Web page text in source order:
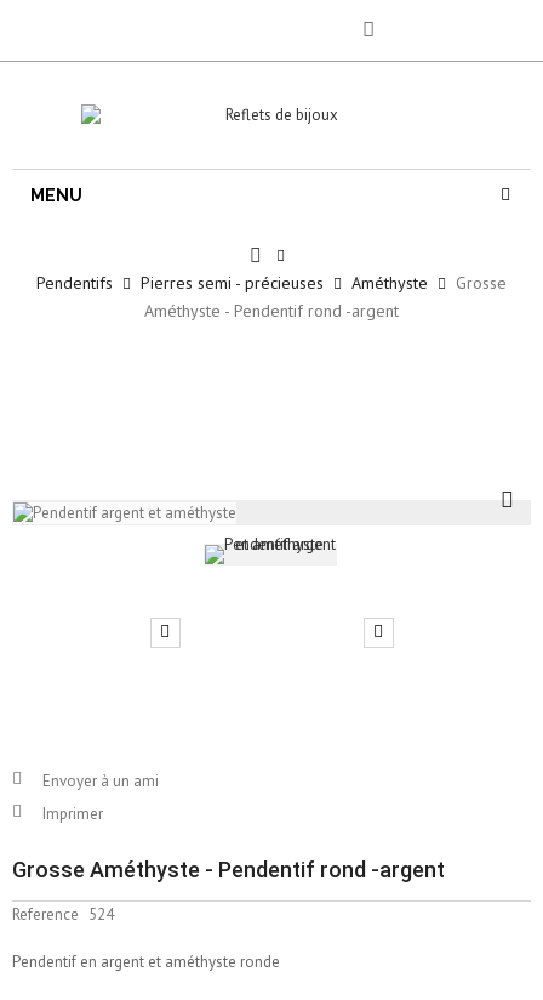
MENU
Pendentifs Pierres semi - précieuses Améthyste
Grosse
Améthyste - Pendentif rond -argent
Envoyer à un ami
Imprimer
Grosse Améthyste - Pendentif rond -argent
Reference 524
Pendentif en argent et améthyste ronde